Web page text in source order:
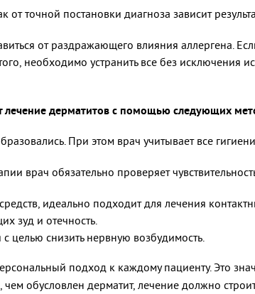
точной постановки диагноза зависит
от раздражающего влияния аллергена.
необходимо устранить все без исключения
лечение дерматитов с помощью следующих
При этом врач учитывает все
врач обязательно проверяет
идеально подходит для лечения
зуд и отечность.
целью снизить нервную возбудимость.
подход к каждому пациенту. Это
обусловлен дерматит, лечение должно